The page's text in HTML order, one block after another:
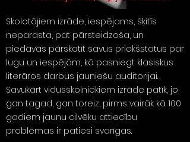
Skolotājiem izrāde, iespējams, šķitīs
neparasta, pat pārsteidzoša, un
piedāvās pārskatīt savus priekšstatus par
lugu un iespējām, kā pasniegt klasiskus
literāros darbus jauniešu auditorijai.
Savukārt vidusskolniekiem izrāde patīk, jo
gan tagad, gan toreiz, pirms vairāk kā 100
gadiem jaunu cilvēku attiecību
problēmas ir patiesi svarīgas.